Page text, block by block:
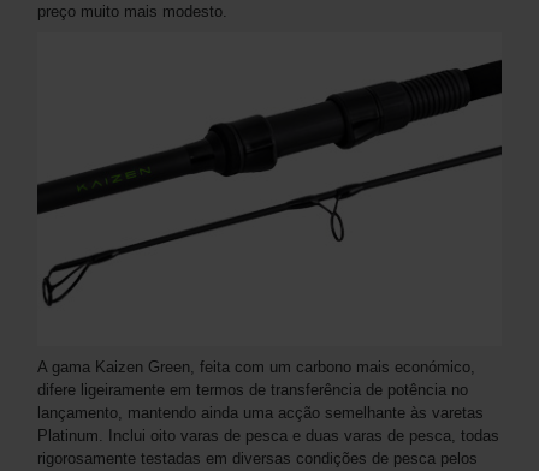
preço muito mais modesto.
A gama Kaizen Green, feita com um carbono mais económico,
difere ligeiramente em termos de transferência de potência no
lançamento, mantendo ainda uma acção semelhante às varetas
Platinum. Inclui oito varas de pesca e duas varas de pesca, todas
rigorosamente testadas em diversas condições de pesca pelos